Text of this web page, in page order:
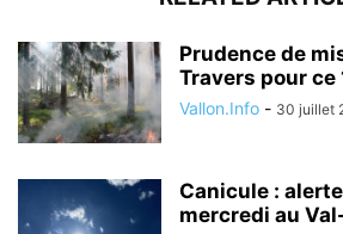
Prudence de
Travers pour ce
Vallon.Info - 30 juillet
Canicule :
mercredi au